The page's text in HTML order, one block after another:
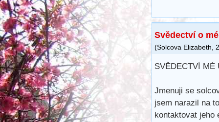
Svědectví o
(Solcova Elizabeth,
SVĚDECTVÍ MÉ
Jmenuji se
jsem narazil na
kontaktovat jeho